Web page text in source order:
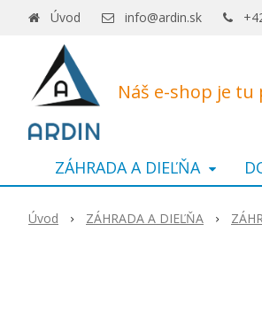
Náš e-shop je tu
Úvod info@ardin.sk
ZÁHRADA A DIEĽŇA
Úvod ZÁHRADA A DIEĽŇA